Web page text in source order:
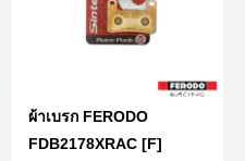
ผ้าเบรก FERODO
FDB2178XRAC [F]